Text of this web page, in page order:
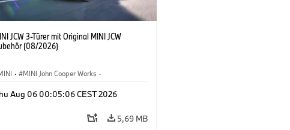
JCW 3-Türer mit Original MINI JCW
(08/2026)
· MINI John Cooper Works ·
Sonderausstattungen, Zubehör
Aug 06 00:05:06 CEST 2026
5,69 MB